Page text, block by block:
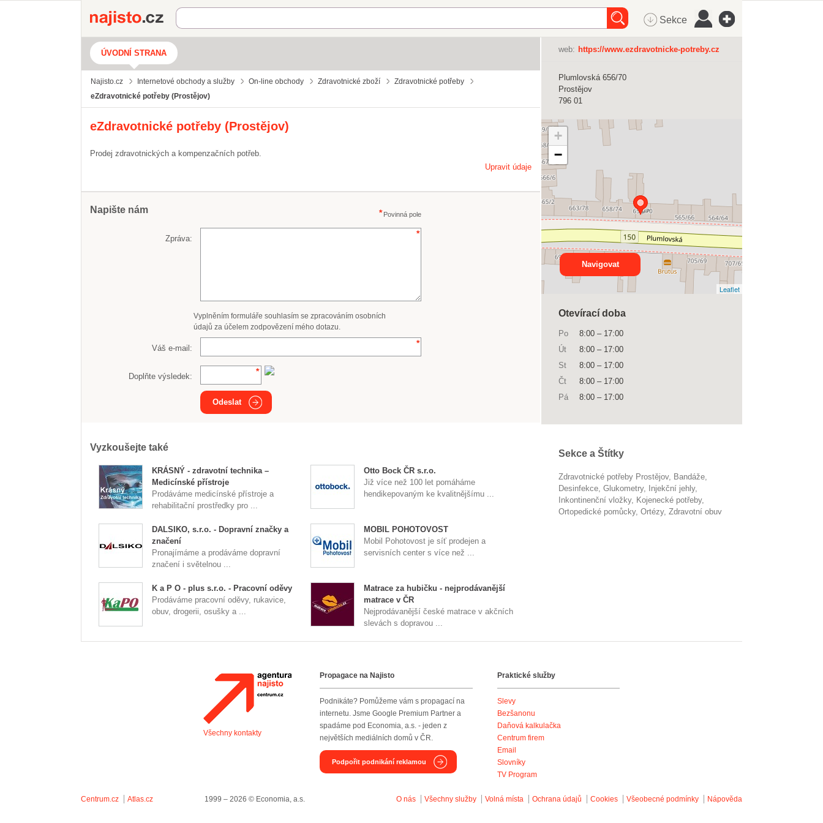
Najisto.cz Sekce
ÚVODNÍ STRANA
Najisto.cz Internetové obchody a služby On-line obchody Zdravotnické zboží
Zdravotnické potřeby
eZdravotnické potřeby (Prostějov)
eZdravotnické potřeby (Prostějov)
Prodej zdravotnických a kompenzačních potřeb.
Upravit údaje
Napište nám Povinná pole
Zpráva:
Vyplněním formuláře souhlasím se zpracováním osobních
údajů za účelem zodpovězení mého dotazu.
Váš e-mail:
Doplňte výsledek:
Odeslat
Vyzkoušejte také
KRÁSNÝ - zdravotní technika –
Medicínské přístroje
Prodáváme medicínské přístroje a
rehabilitační prostředky pro ...
Otto Bock ČR s.r.o.
Již více než 100 let pomáháme
hendikepovaným ke kvalitnějšímu ...
DALSIKO, s.r.o. - Dopravní značky a
značení
Pronajímáme a prodáváme dopravní
značení i světelnou ...
MOBIL POHOTOVOST
Mobil Pohotovost je síť prodejen a
servisních center s více než ...
K a P O - plus s.r.o. - Pracovní oděvy
Prodáváme pracovní oděvy, rukavice,
obuv, drogerii, osušky a ...
Matrace za hubičku - nejprodávanější
matrace v ČR
Nejprodávanější české matrace v akčních
slevách s dopravou ...
web: https://www.ezdravotnicke-potreby.cz
Plumlovská 656/70
Prostějov
796 01
+
−
Leaflet
Navigovat
Otevírací doba
Po 8:00 – 17:00
Út
8:00 – 17:00
St
8:00 – 17:00
Čt
8:00 – 17:00
Pá
8:00 – 17:00
Sekce a Štítky
Zdravotnické potřeby Prostějov
bandáže
desinfekce
glukometry
injekční jehly
inkontinenční vložky
kojenecké potřeby
ortopedické pomůcky
ortézy zdravotní obuv
Agentura Najisto
Všechny kontakty
Propagace na Najisto
Podnikáte? Pomůžeme vám s propagací na
internetu. Jsme Google Premium Partner a
spadáme pod Economia, a.s. - jeden z
největších mediálních domů v ČR.
Podpořit podnikání reklamou
Praktické služby
Slevy
Bezšanonu
Daňová kalkulačka
Centrum firem
Email
Slovníky
TV Program
Centrum.cz Atlas.cz 1999 – 2026 © Economia, a.s. O nás Všechny služby Volná místa Ochrana údajů Cookies Všeobecné podmínky Nápověda